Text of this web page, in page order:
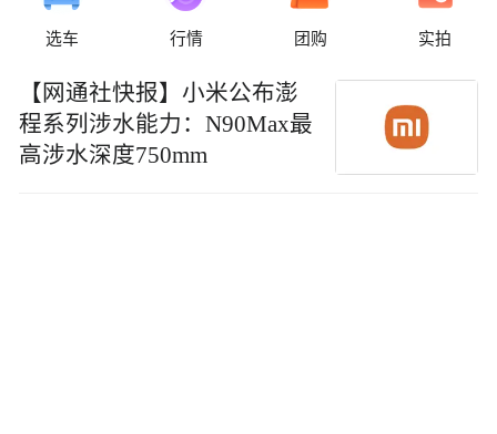
选车 行情 团购 实拍
【网通社快报】小米公布澎
程系列涉水能力：N90Max最
高涉水深度750mm